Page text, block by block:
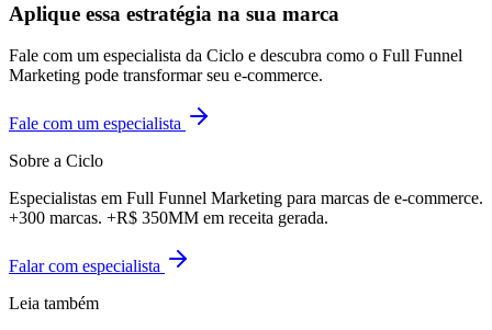
Aplique essa estratégia na sua marca
Fale com um especialista da Ciclo e descubra como o Full Funnel
Marketing pode transformar seu e-commerce.
Fale com um especialista
Sobre a Ciclo
Especialistas em Full Funnel Marketing para marcas de e-commerce.
+300 marcas. +R$ 350MM em receita gerada.
Falar com especialista
Leia também